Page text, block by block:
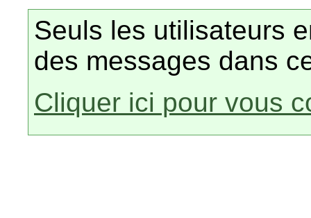
Seuls les utilisateurs
des messages dans
Cliquer ici pour vous